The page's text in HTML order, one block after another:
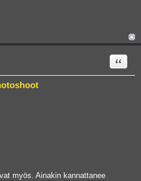
Quote
myös. Ainakin kannattanee